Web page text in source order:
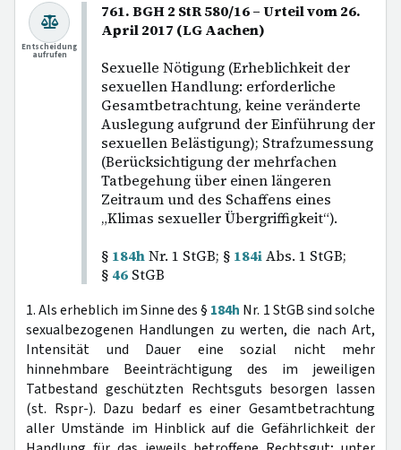
761. BGH 2 StR 580/16 – Urteil vom 26.
April 2017 (LG Aachen)
Sexuelle Nötigung (Erheblichkeit der
sexuellen Handlung: erforderliche
Gesamtbetrachtung, keine veränderte
Auslegung aufgrund der Einführung der
sexuellen Belästigung); Strafzumessung
(Berücksichtigung der mehrfachen
Tatbegehung über einen längeren
Zeitraum und des Schaffens eines
„Klimas sexueller Übergriffigkeit“).
§ 184hNr. 1 StGB; § 184iAbs. 1 StGB;
§ 46 StGB
Entscheidung
aufrufen
1. Als erheblich im Sinne des § 184h Nr. 1 StGB sind solche
sexualbezogenen Handlungen zu werten, die nach Art,
Intensität und Dauer eine sozial nicht mehr
hinnehmbare Beeinträchtigung des im jeweiligen
Tatbestand geschützten Rechtsguts besorgen lassen
(st. Rspr-). Dazu bedarf es einer Gesamtbetrachtung
aller Umstände im Hinblick auf die Gefährlichkeit der